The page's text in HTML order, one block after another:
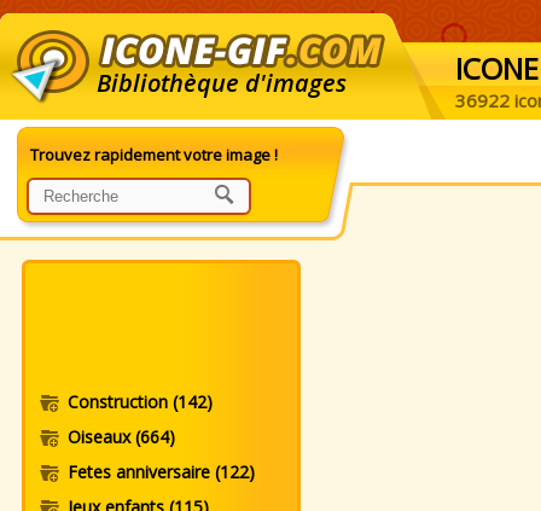
Bibliothèque d'images ICONE
36922
Trouvez rapidement votre image !
Construction (142)
Oiseaux(664)
Fetes anniversaire (122)